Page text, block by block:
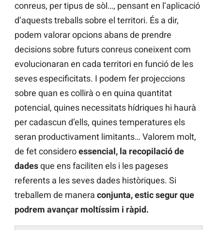
conreus, per tipus de sòl…, pensant en l’aplicació
d’aquests treballs sobre el territori. És a dir,
podem valorar opcions abans de prendre
decisions sobre futurs conreus coneixent com
evolucionaran en cada territori en funció de les
seves especificitats. I podem fer projeccions
sobre quan es collirà o en quina quantitat
potencial, quines necessitats hídriques hi haurà
per cadascun d’ells, quines temperatures els
seran productivament limitants… Valorem molt,
de fet consideroessencial, la recopilació de
dadesque ens faciliten els i les pageses
referents a les seves dades històriques. Si
treballem de manera conjunta, estic segur que
podrem avançar moltíssim i ràpid.